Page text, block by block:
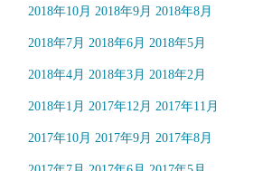
2018年10月 2018年9月 2018年8月
2018年7月 2018年6月 2018年5月
2018年4月 2018年3月 2018年2月
2018年1月 2017年12月 2017年11月
2017年10月 2017年9月 2017年8月